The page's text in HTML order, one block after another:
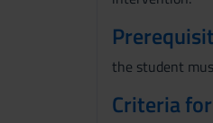
the student
Criteria